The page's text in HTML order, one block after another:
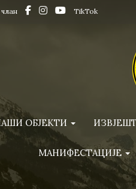
TikTok
ОБЈЕКТИ
МАНИФЕСТАЦИЈЕ